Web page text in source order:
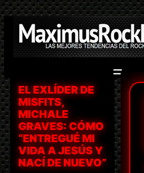
Saltar
al
contenido
EL EXLÍDER DE
MISFITS,
MICHALE
GRAVES: CÓMO
“ENTREGUÉ MI
VIDA A JESÚS Y
NACÍ DE NUEVO”